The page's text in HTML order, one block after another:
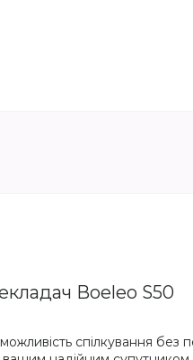
Boeleo S50
спілкування без